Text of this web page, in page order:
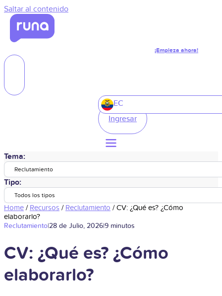
Saltar al contenido
¡Empieza ahora!
EC
Ingresar
Tema:
Reclutamiento
Tipo:
Todos los tipos
Home / Recursos / Reclutamiento /CV: ¿Qué es? ¿Cómo
elaborarlo?
Reclutamiento|28 de Julio, 2026|9 minutos
CV: ¿Qué es? ¿Cómo
elaborarlo?